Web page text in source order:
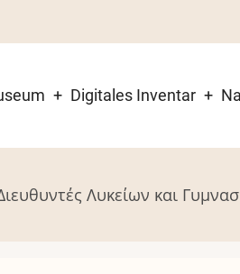
Digitales Inventar
Λυκείων και